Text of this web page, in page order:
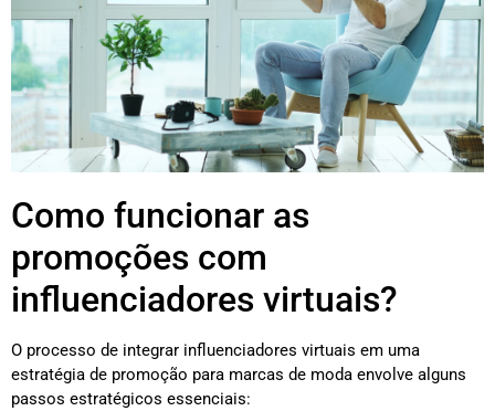
Como funcionar as
promoções com
influenciadores virtuais?
O processo de integrar influenciadores virtuais em uma
estratégia de promoção para marcas de moda envolve alguns
passos estratégicos essenciais: